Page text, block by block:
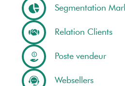
Segmentation
Relation Clients
Poste vendeur
Websellers